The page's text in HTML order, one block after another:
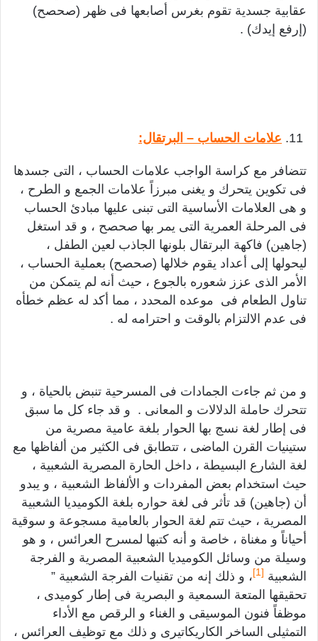
عقابية جسدية تقوم بغرس أصابعها فى ظهر (صحصح)
(إرفع إيدك) .
علامات الحساب – البرتقال:
تتضافر مع كراسة الواجب علامات الحساب ، التى جسدها
فى تكوين يتحرك و يغنى مبرزاً علامات الجمع و الطرح ،
و هى العلامات الأساسية التى تبنى عليها مبادئ الحساب
فى المرحلة العمرية التى يمر بها صحصح ، و قد استغل
(جاهين) فاكهة البرتقال بلونها الجاذب لعين الطفل ،
ليحولها إلى أعداد يقوم خلالها (صحصح) بعملية الحساب ،
الأمر الذى عزز شعوره بالجوع ، حيث أنه لم يتمكن من
تناول الطعام فى موعده المحدد ، مما أكد له عظم خطأه
فى عدم الالتزام بالوقت و احترامه له .
و من ثم جاءت الجمادات فى المسرحية تنبض بالحياة ، و
تتحرك حاملة الدلالات و المعانى . و قد جاء كل ما سبق
فى إطار لغة نسج بها الحوار بلغة عامية مصرية من
ستينيات القرن الماضى ، تتطابق فى الكثير من ألفاظها مع
لغة الشارع البسيطة ، داخل الحارة المصرية الشعبية ،
حيث استخدام بعض المفردات و الألفاظ الشعبية ، و يبدو
أن (جاهين) قد تأثر فى لغة حواره بلغة الكوميديا الشعبية
المصرية ، حيث تتم لغة الحوار بالعامية مسجوعة و سوقية
أحياناً و مغناة ، خاصة و أنه كتبها لمسرح العرائس ، و هو
وسيلة من وسائل الكوميديا الشعبية المصرية و الفرجة
الشعبية [1]
، و ذلك إنه من تقنيات الفرجة الشعبية ”
تحقيقها المتعة السمعية و البصرية فى إطار كوميدى ،
موظفاً فنون الموسيقى و الغناء و الرقص مع الأداء
التمثيلى الساخر الكاريكاتيرى و ذلك مع توظيف العرائس ،